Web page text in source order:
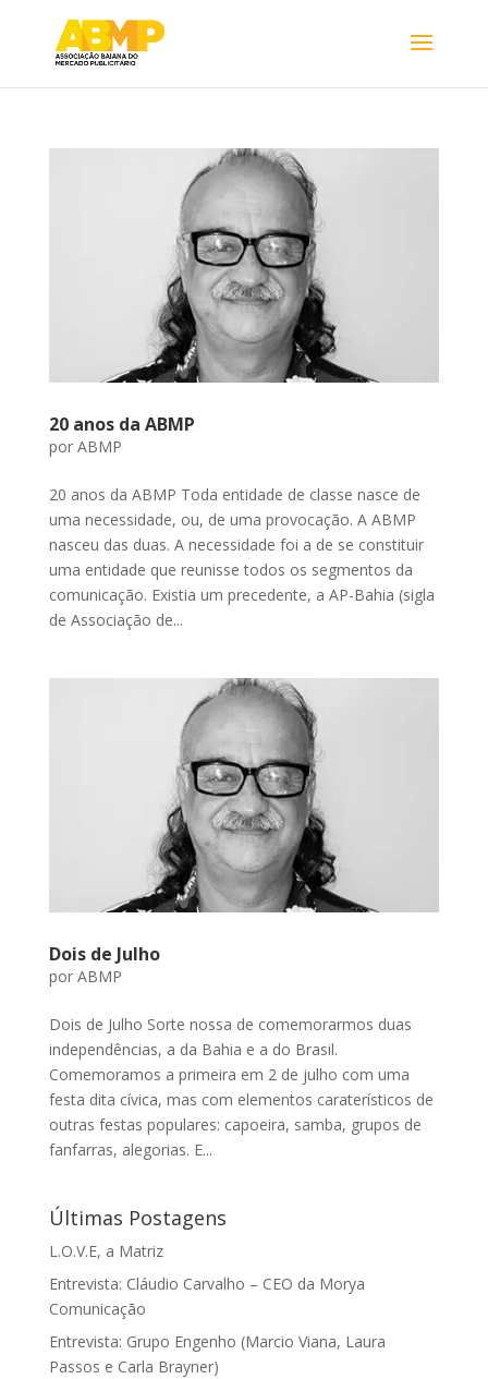
20 anos da ABMP
por ABMP
20 anos da ABMP Toda entidade de classe nasce de
uma necessidade, ou, de uma provocação. A ABMP
nasceu das duas. A necessidade foi a de se constituir
uma entidade que reunisse todos os segmentos da
comunicação. Existia um precedente, a AP-Bahia (sigla
de Associação de...
Dois de Julho
por ABMP
Dois de Julho Sorte nossa de comemorarmos duas
independências, a da Bahia e a do Brasil.
Comemoramos a primeira em 2 de julho com uma
festa dita cívica, mas com elementos caraterísticos de
outras festas populares: capoeira, samba, grupos de
fanfarras, alegorias. E...
Últimas Postagens
L.O.V.E, a Matriz
Entrevista: Cláudio Carvalho – CEO da Morya
Comunicação
Entrevista: Grupo Engenho (Marcio Viana, Laura
Passos e Carla Brayner)